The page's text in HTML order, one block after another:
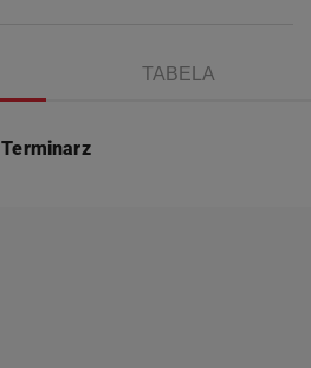
TABELA
Terminarz